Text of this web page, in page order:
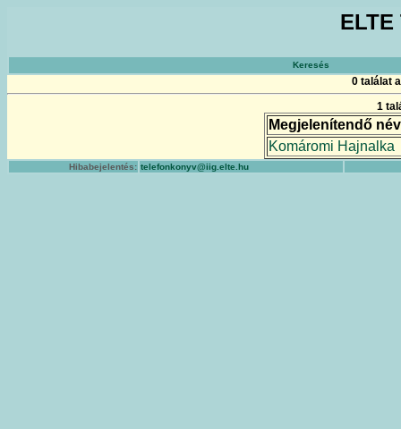
Keresés
0 találat
1
Megjelenítendő név
Komáromi Hajnalka
Hibabejelentés: telefonkonyv@iig.elte.hu